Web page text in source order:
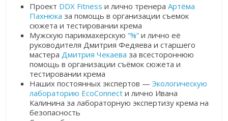
Проект DDX Fitness и лично тренераАртёма
Пахнюка за помощь в организации съемок
сюжета и тестировании крема
Мужскую парикмахерскую“⅝”и лично её
руководителя Дмитрия Федяева и старшего
мастера Дмитрия Чекаеваза всестороннюю
помощь в организации съёмок сюжета и
тестировании крема
Наших постоянных экспертов —Экологическую
лабораторию EcoConnectи лично Ивана
Калинина за лабораторную экспертизу крема на
безопасность